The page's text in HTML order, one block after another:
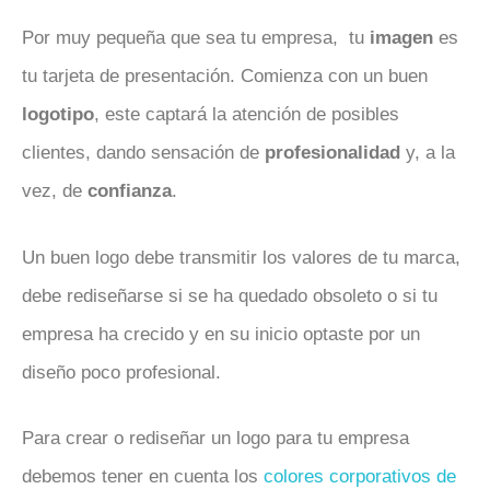
Por muy pequeña que sea tu empresa, tu imagen es
tu tarjeta de presentación. Comienza con un buen
logotipo, este captará la atención de posibles
clientes, dando sensación de profesionalidad y, a la
vez, de confianza.
Un buen logo debe transmitir los valores de tu marca,
debe rediseñarse si se ha quedado obsoleto o si tu
empresa ha crecido y en su inicio optaste por un
diseño poco profesional.
Para crear o rediseñar un logo para tu empresa
debemos tener en cuenta los colores corporativos de